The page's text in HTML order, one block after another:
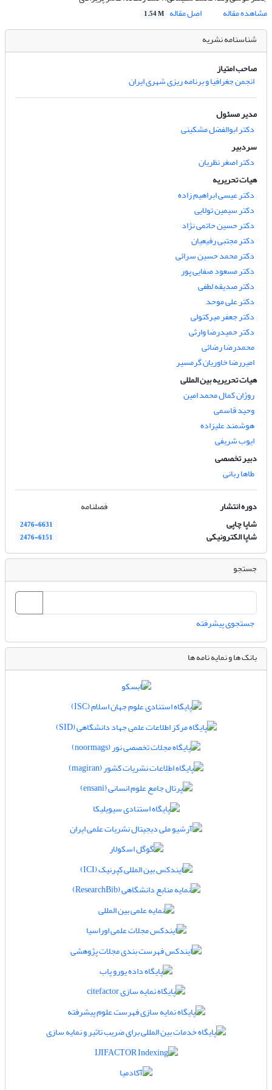
مشاهده مقاله
اصل مقاله 1.54 M
شناسنامه نشریه
صاحب امتیاز
انجمن جغرافیا و برنامه ریزی شهری ایران
مدیر مسئول
دکتر ابوالفضل مشکینی
سردبیر
دکتر اصغر نظریان
هیات تحریریه
دکتر عیسی ابراهیم زاده
دکتر سیمین تولایی
دکتر حسین حاتمی نژاد
دکتر مجتبی رفیعیان
دکتر محمد حسین سرائی
دکتر مسعود صفایی پور
دکتر صدیقه لطفی
دکتر علی موحد
دکتر جعفر میرکتولی
دکتر حمیدرضا وارثی
محمد‌رضا رضائی
امیررضا خاوریان گرمسیر
هیات تحریریه بین المللی
روژان کمال محمد امین
وحید قاسمی
هوشمند علیزاده
ایوب شریفی
دبیر تخصصی
طاها ربانی
دوره انتشار
فصلنامه
شاپا چاپی
2476-6631
شاپا الکترونیکی 2476-6151
جستجو
جستجوی پیشرفته
بانک ها و نمایه نامه ها